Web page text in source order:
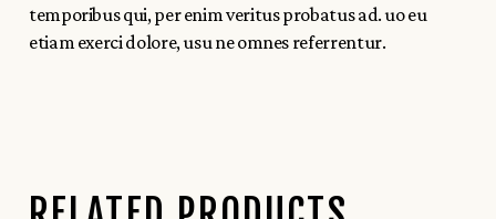
temporibus qui, per enim veritus probatus ad. uo eu
etiam exerci dolore, usu ne omnes referrentur.